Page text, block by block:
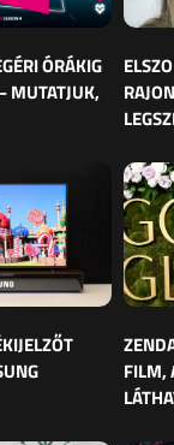
ÓRÁKIG
MUTATJUK,
FILM,